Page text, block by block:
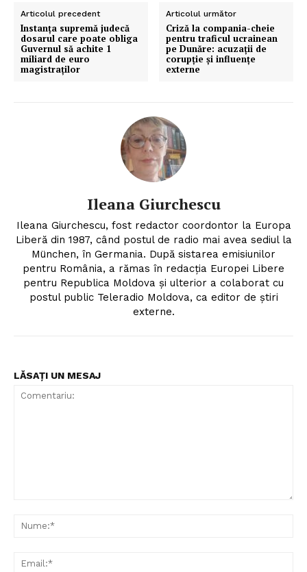
FREEDOM HOUSE ROMÂNIA
Articolul precedent
Instanța supremă judecă
dosarul care poate obliga
Guvernul să achite 1
miliard de euro
magistraților
Articolul următor
Criză la compania-cheie
pentru traficul ucrainean
pe Dunăre: acuzații de
corupție și influențe
externe
Ileana Giurchescu
Ileana Giurchescu, fost redactor coordontor la Europa
Liberă din 1987, când postul de radio mai avea sediul la
München, în Germania. După sistarea emisiunilor
pentru România, a rămas în redacția Europei Libere
pentru Republica Moldova și ulterior a colaborat cu
postul public Teleradio Moldova, ca editor de știri
externe.
LĂSAȚI UN MESAJ